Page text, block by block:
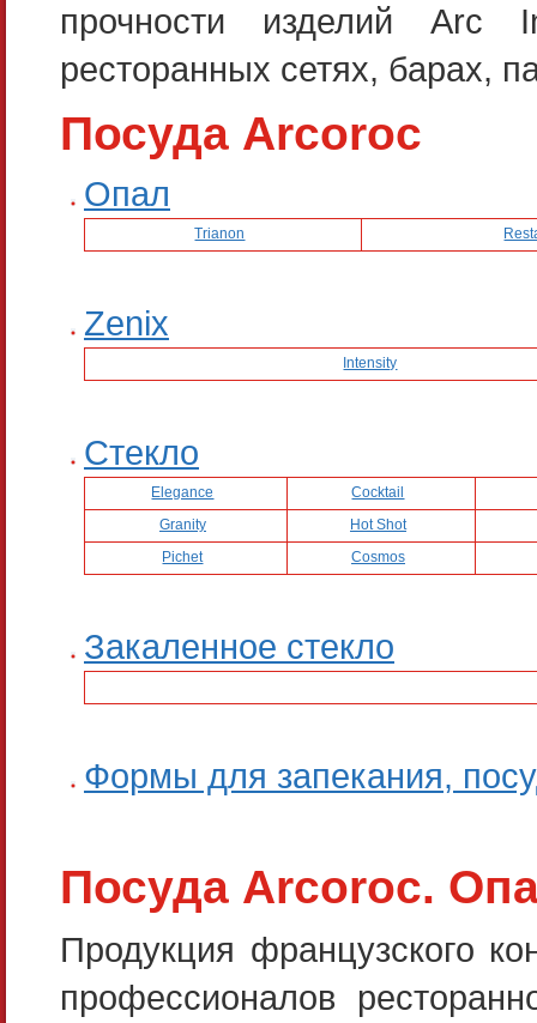
прочности изделий Arc
ресторанных сетях, барах,
Посуда Arcoroc
Опал
Trianon
Zenix
Intensity
Стекло
Elegance
Cocktail
Granity
Hot Shot
Pichet
Cosmos
Закаленное стекло
Формы для запекания,
Посуда Arcoroc.
Продукция французского
профессионалов